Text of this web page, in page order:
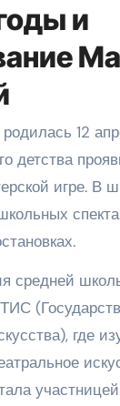
и
12
детства
игре. В
средней
где
участницей